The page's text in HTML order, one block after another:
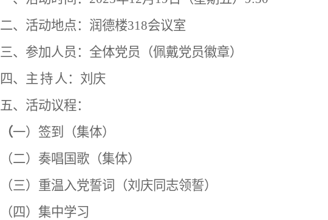
二、活动地点： 润德楼318会议室
三、参加人员： 全体党员（佩戴党员徽章）
四、主 持人： 刘庆
五、活动议程：
（一）签到（集体）
（二）奏唱国歌（集体）
（三）重温入党誓词（刘庆同志领誓）
（四）集中学习